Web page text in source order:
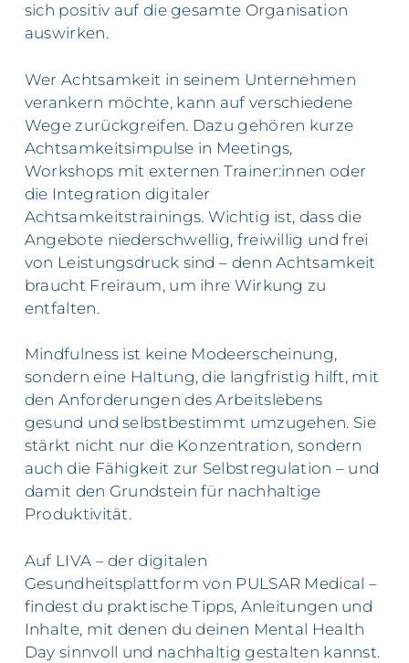
sich positiv auf die gesamte Organisation
auswirken.
Wer Achtsamkeit in seinem Unternehmen
verankern möchte, kann auf verschiedene
Wege zurückgreifen. Dazu gehören kurze
Achtsamkeitsimpulse in Meetings,
Workshops mit externen Trainer:innen oder
die Integration digitaler
Achtsamkeitstrainings. Wichtig ist, dass die
Angebote niederschwellig, freiwillig und frei
von Leistungsdruck sind – denn Achtsamkeit
braucht Freiraum, um ihre Wirkung zu
entfalten.
Mindfulness ist keine Modeerscheinung,
sondern eine Haltung, die langfristig hilft, mit
den Anforderungen des Arbeitslebens
gesund und selbstbestimmt umzugehen. Sie
stärkt nicht nur die Konzentration, sondern
auch die Fähigkeit zur Selbstregulation – und
damit den Grundstein für nachhaltige
Produktivität.
Auf LIVA – der digitalen
Gesundheitsplattform von PULSAR Medical –
findest du praktische Tipps, Anleitungen und
Inhalte, mit denen du deinen Mental Health
Day sinnvoll und nachhaltig gestalten kannst.